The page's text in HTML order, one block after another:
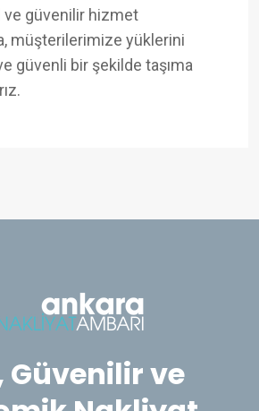
güvenilir hizmet
müşterilerimize yüklerini
güvenli bir şekilde taşıma
Güvenilir ve